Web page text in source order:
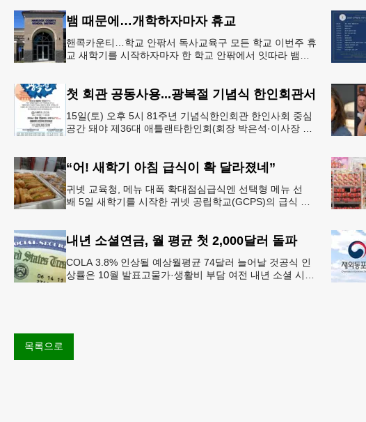
뱀 때문에…개학하자마자 휴교
핸콕카운티…학교 안팎서 독사교육구 모든 학교 이번주 휴
교 새학기를 시작하자마자 한 학교 안팎에서 잇따라 뱀들
첫 회관 공동사용...광복절 기념식 한인회관서
15일(토) 오후 5시 81주년 기념식한인회관 한인사회 중심
공간 돼야 제36대 애틀랜타한인회(회장 박은석·이사장 강
“어! 새학기 아침 급식이 확 달라졌네”
귀넷 교육청, 메뉴 대폭 확대점심급식엔 선택형 메뉴 선
봬 5일 새학기를 시작한 귀넷 공립학교(GCPS)의 급식 메
내년 소셜연금, 월 평균 첫 2,000달러 돌파
COLA 3.8% 인상될 예상월평균 74달러 늘어날 것공식 인
상률은 10월 발표고물가·생활비 부담 여전 내년 소셜 시큐
목록으로